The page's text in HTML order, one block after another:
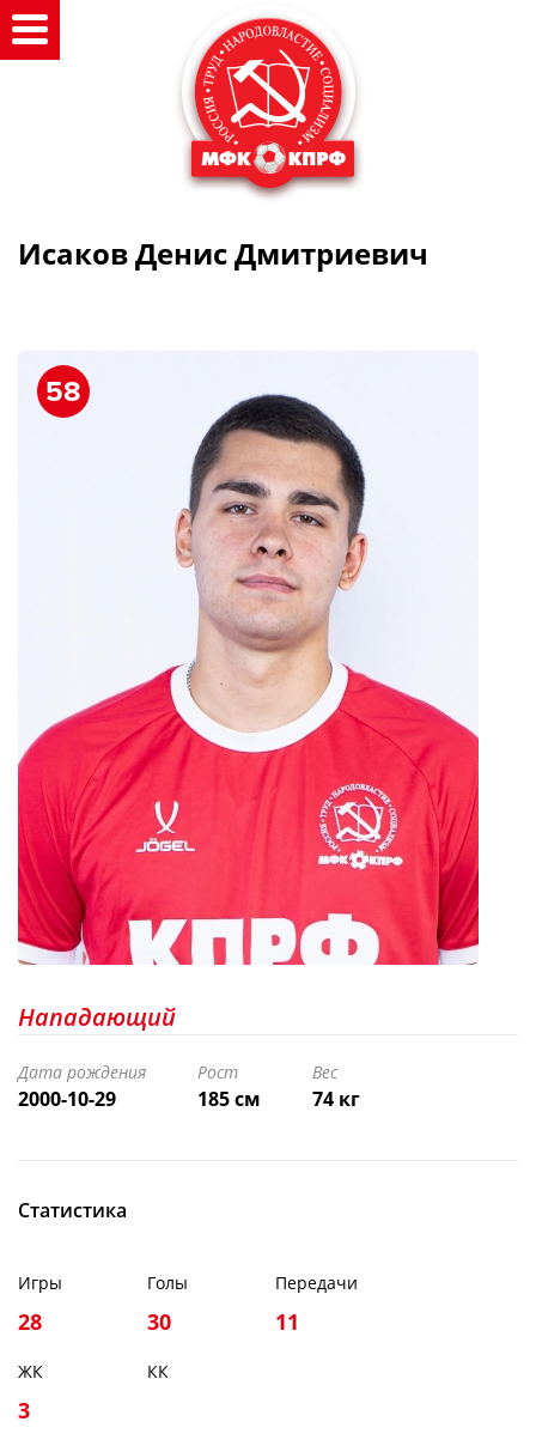
Исаков Денис Дмитриевич
58
Нападающий
Дата рождения
2000-10-29
Рост
185 см
Вес
74 кг
Статистика
Игры
28
Голы
30
Передачи
11
ЖК
3
КК